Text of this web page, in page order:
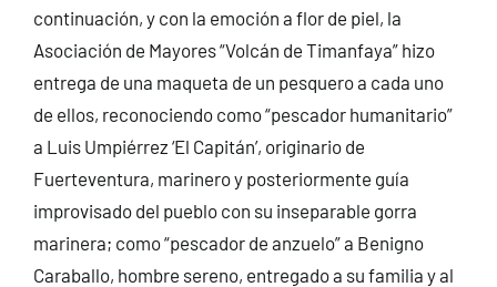
continuación, y con la emoción a flor de piel, la
Asociación de Mayores “Volcán de Timanfaya” hizo
entrega de una maqueta de un pesquero a cada uno
de ellos, reconociendo como “pescador humanitario”
a Luis Umpiérrez ‘El Capitán’, originario de
Fuerteventura, marinero y posteriormente guía
improvisado del pueblo con su inseparable gorra
marinera; como “pescador de anzuelo” a Benigno
Caraballo, hombre sereno, entregado a su familia y al